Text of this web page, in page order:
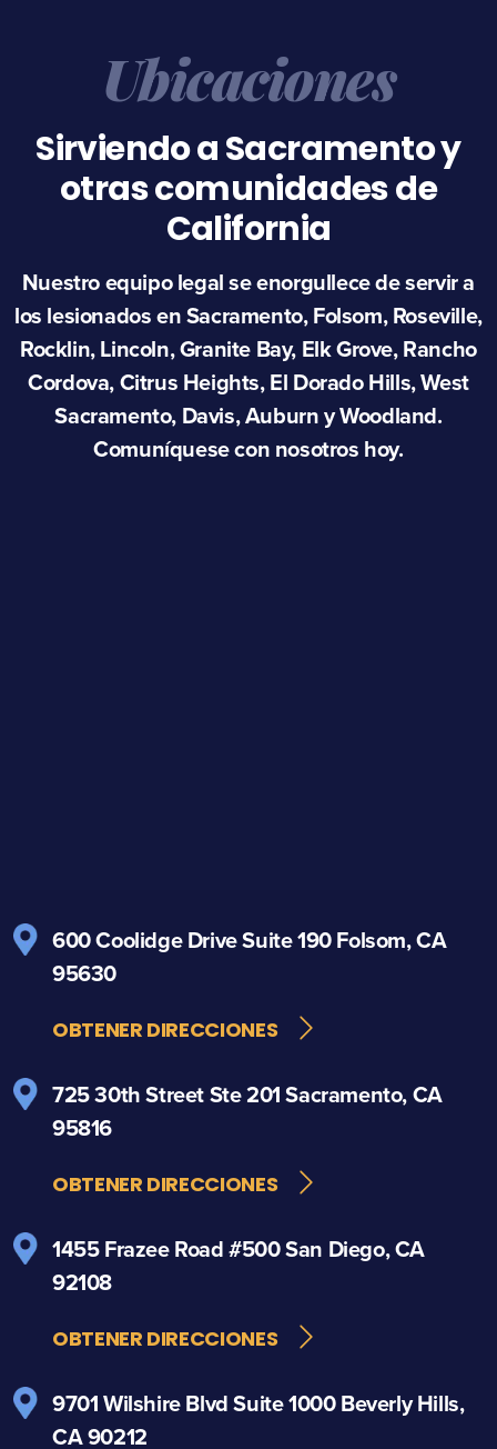
Ubicaciones
Sirviendo a Sacramento y
otras comunidades de
California
Nuestro equipo legal se enorgullece de servir a
los lesionados en Sacramento, Folsom, Roseville,
Rocklin, Lincoln, Granite Bay, Elk Grove, Rancho
Cordova, Citrus Heights, El Dorado Hills, West
Sacramento, Davis, Auburn y Woodland.
Comuníquese con nosotros hoy.
600 Coolidge DriveSuite 190Folsom, CA
95630
OBTENER DIRECCIONES
725 30th StreetSte 201Sacramento, CA
95816
OBTENER DIRECCIONES
1455 Frazee Road#500San Diego, CA
92108
OBTENER DIRECCIONES
9701 Wilshire BlvdSuite 1000Beverly Hills,
CA 90212